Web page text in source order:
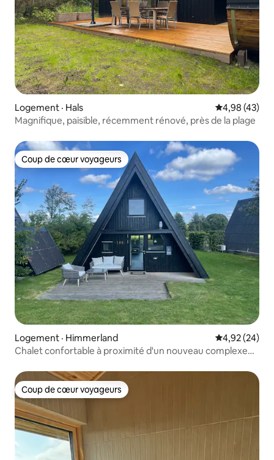
Logement · Hals Note
4,98 (43)
Magnifique, paisible, récemment rénové, près de la plage
Coup de cœur voyageurs
Coup de cœur voyageurs
Logement · Himmerland Note
4,92 (24)
Chalet confortable à proximité d'un nouveau complexe
Coup de cœur voyageurs
Coup de cœur voyageurs